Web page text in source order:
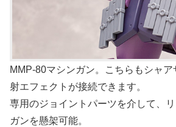
MMP-80マシンガン。こちらもシャ
射エフェクトが接続できます。
専用のジョイントパーツを介して、
ガンを懸架可能。